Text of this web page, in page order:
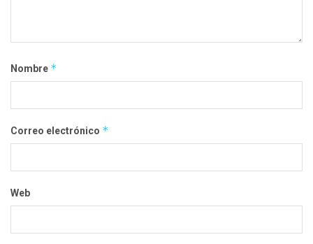
Nombre *
Correo electrónico *
Web